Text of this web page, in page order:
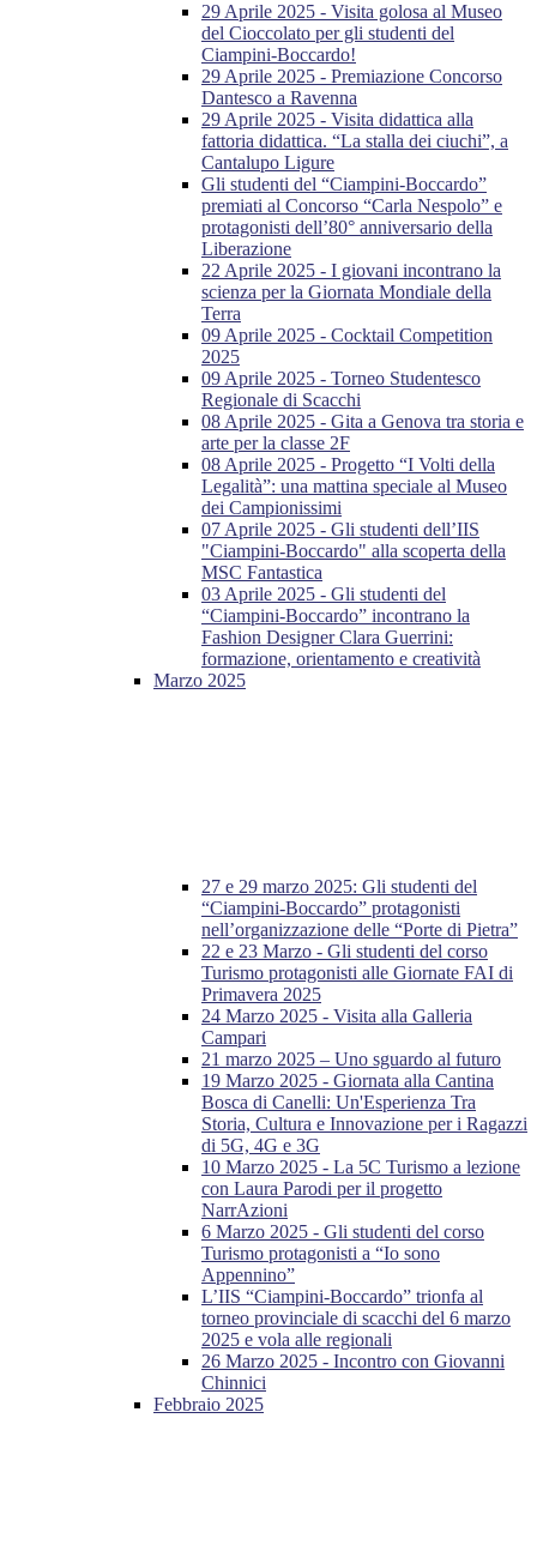
29 Aprile 2025 - Visita golosa al Museo
del Cioccolato per gli studenti del
Ciampini-Boccardo!
29 Aprile 2025 - Premiazione Concorso
Dantesco a Ravenna
29 Aprile 2025 - Visita didattica alla
fattoria didattica. “La stalla dei ciuchi”, a
Cantalupo Ligure
Gli studenti del “Ciampini-Boccardo”
premiati al Concorso “Carla Nespolo” e
protagonisti dell’80° anniversario della
Liberazione
22 Aprile 2025 - I giovani incontrano la
scienza per la Giornata Mondiale della
Terra
09 Aprile 2025 - Cocktail Competition
2025
09 Aprile 2025 - Torneo Studentesco
Regionale di Scacchi
08 Aprile 2025 - Gita a Genova tra storia e
arte per la classe 2F
08 Aprile 2025 - Progetto “I Volti della
Legalità”: una mattina speciale al Museo
dei Campionissimi
07 Aprile 2025 - Gli studenti dell’IIS
"Ciampini-Boccardo" alla scoperta della
MSC Fantastica
03 Aprile 2025 - Gli studenti del
“Ciampini-Boccardo” incontrano la
Fashion Designer Clara Guerrini:
formazione, orientamento e creatività
Marzo 2025
27 e 29 marzo 2025: Gli studenti del
“Ciampini-Boccardo” protagonisti
nell’organizzazione delle “Porte di Pietra”
22 e 23 Marzo - Gli studenti del corso
Turismo protagonisti alle Giornate FAI di
Primavera 2025
24 Marzo 2025 - Visita alla Galleria
Campari
21 marzo 2025 – Uno sguardo al futuro
19 Marzo 2025 - Giornata alla Cantina
Bosca di Canelli: Un'Esperienza Tra
Storia, Cultura e Innovazione per i Ragazzi
di 5G, 4G e 3G
10 Marzo 2025 - La 5C Turismo a lezione
con Laura Parodi per il progetto
NarrAzioni
6 Marzo 2025 - Gli studenti del corso
Turismo protagonisti a “Io sono
Appennino”
L’IIS “Ciampini-Boccardo” trionfa al
torneo provinciale di scacchi del 6 marzo
2025 e vola alle regionali
26 Marzo 2025 - Incontro con Giovanni
Chinnici
Febbraio 2025